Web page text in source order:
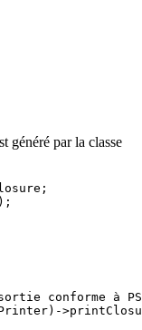
généré par la classe
conforme à